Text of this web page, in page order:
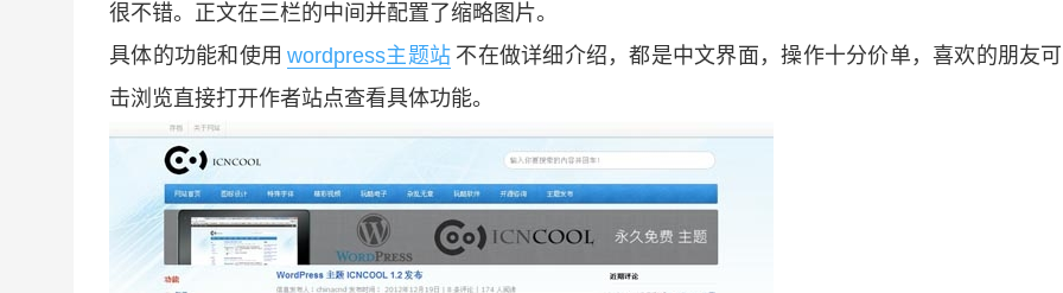
很不错。正文在三栏的中间并配置了缩略图片。
具体的功能和使用 wordpress主题站 不在做详细介绍，都是中文界面，操作十分价单，喜欢的朋友
击浏览直接打开作者站点查看具体功能。